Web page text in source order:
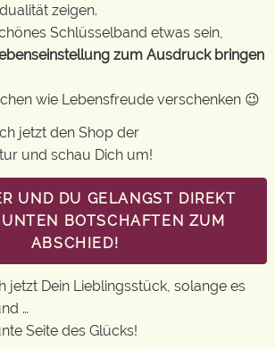
zeigen.
Schlüsselband etwas sein,
zum Ausdruck bringen
wie Lebensfreude verschenken 😉
jetzt den Shop der
und schau Dich um!
UND DU GELANGST DIREKT
BOTSCHAFTEN ZUM
ABSCHIED!
jetzt Dein Lieblingsstück, solange es
…
Seite des Glücks!